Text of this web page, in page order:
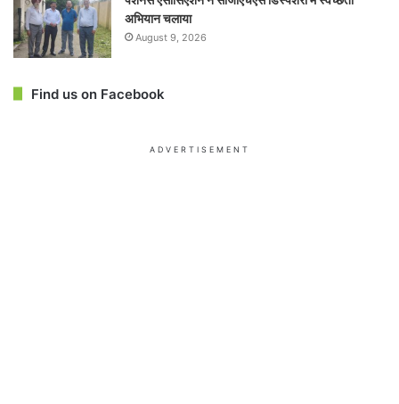
अभियान चलाया
August 9, 2026
Find us on Facebook
ADVERTISEMENT